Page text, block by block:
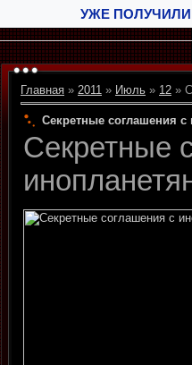
УЖЕ
Главная » 2011 » Июль » 12 »
Секретные соглашения с
Секретные